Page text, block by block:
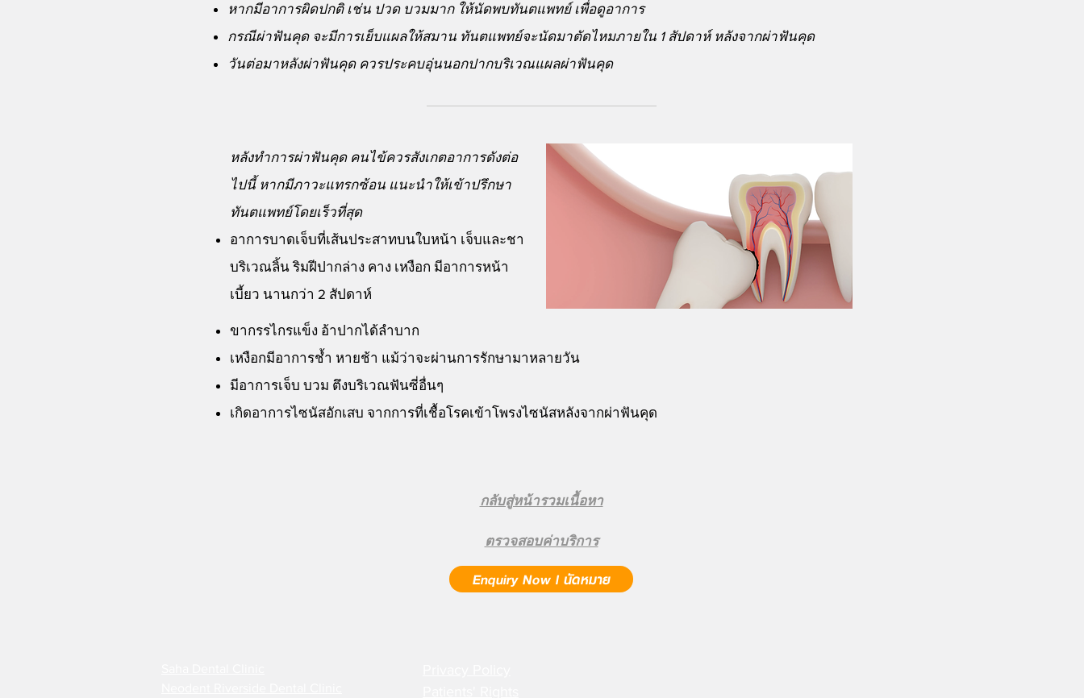
หากมีอาการผิดปกติ เช่น ปวด บวมมาก ให้นัดพบทันตแพทย์ เพื่อดูอาการ
กรณีผ่าฟันคุด จะมีการเย็บแผลให้สมาน ทันตแพทย์จะนัดมาตัดไหมภายใน 1 สัปดาห์ หลังจากผ่าฟันคุด
วันต่อมาหลังผ่าฟันคุด ควรประคบอุ่นนอกปากบริเวณแผลผ่าฟันคุด
ขากรรไกรแข็ง อ้าปากได้ลำบาก
เหงือกมีอาการช้ำ หายช้า แม้ว่าจะผ่านการรักษามาหลายวัน
มีอาการเจ็บ บวม ตึงบริเวณฟันซี่อื่นๆ
เกิดอาการไซนัสอักเสบ จากการที่เชื้อโรคเข้าโพรงไซนัสหลังจากผ่าฟันคุด
หลังทำการผ่าฟันคุด คนไข้ควรสังเกตอาการดังต่อ
ไปนี้ หากมีภาวะแทรกซ้อน แนะนำให้เข้าปรึกษา
ทันตแพทย์โดยเร็วที่สุด
อาการบาดเจ็บที่เส้นประสาทบนใบหน้า เจ็บและชา
บริเวณลิ้น ริมฝีปากล่าง คาง เหงือก มีอาการหน้า
เบี้ยว นานกว่า 2 สัปดาห์
กลับสู่หน้ารวมเนื้อหา
ตรวจสอบค่าบริการ
Enquiry Now l นัดหมาย